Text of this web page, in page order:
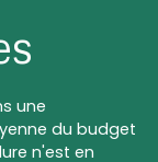
une
du budget
n'est en